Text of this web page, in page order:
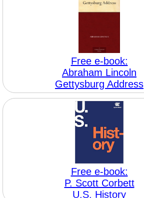
Free e-book:
Abraham Lincoln
Gettysburg Address
Free e-book:
P. Scott Corbett
U.S. History